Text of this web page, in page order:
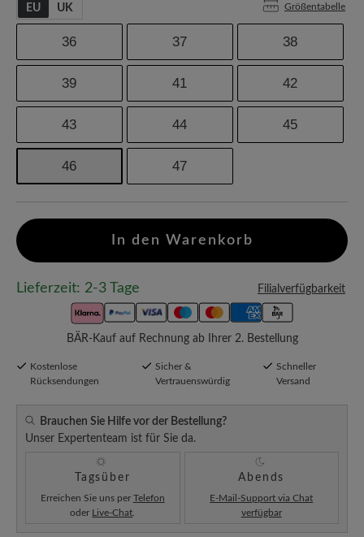
EU UK Größentabelle
36 37 38
39 41 42
43 44 45
46 47
In den Warenkorb
Lieferzeit: 2-3 Tage Filialverfügbarkeit
BÄR-Kauf auf Rechnung ab Ihrer 2. Bestellung
Kostenlose
Rücksendungen
Sicher &
Vertrauenswürdig
Schneller
Versand
Brauchen Sie Hilfe vor der Bestellung?
Unser Expertenteam ist für Sie da.
Tagsüber
Erreichen Sie uns per Telefon
oder Live-Chat
Abends
E-Mail-Support via Chat
verfügbar